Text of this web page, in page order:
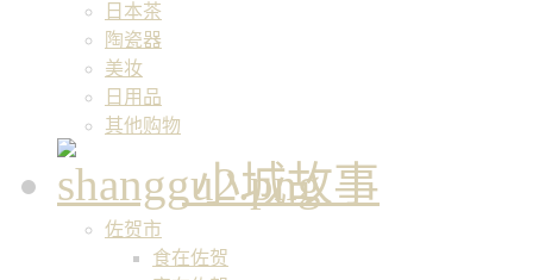
日本茶
陶瓷器
美妆
日用品
其他购物
小城故事
佐贺市
食在佐贺